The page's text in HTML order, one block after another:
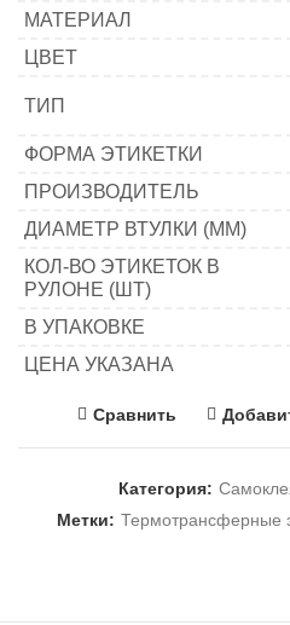
МАТЕРИАЛ
ЦВЕТ
ТИП
ФОРМА ЭТИКЕТКИ
ПРОИЗВОДИТЕЛЬ
ДИАМЕТР ВТУЛКИ (ММ)
КОЛ-ВО ЭТИКЕТОК В
РУЛОНЕ (ШТ)
В УПАКОВКЕ
ЦЕНА УКАЗАНА
Сравнить
Категория:
Метки: Термотрансферные